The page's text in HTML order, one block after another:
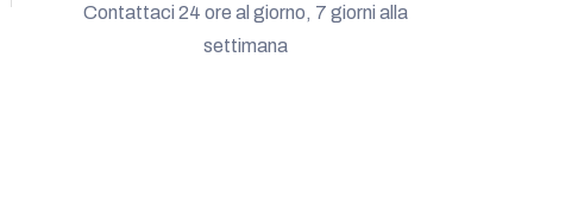
Contattaci 24 ore al giorno, 7 giorni alla
settimana